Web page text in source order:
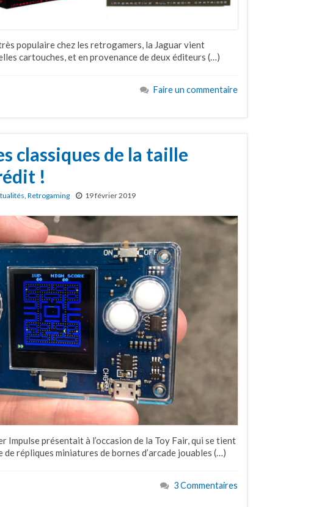
populaire chez les retrogamers, la Jaguar vient
cartouches, et en provenance de deux éditeurs (…)
Faire un commentaire
classiques de la taille
!
Retrogaming 19 février 2019
Impulse présentait à l’occasion de la Toy Fair, qui se tient
répliques miniatures de bornes d’arcade jouables (…)
3 Commentaires